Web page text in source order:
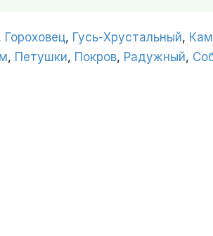
Гороховец, Гусь-Хрустальный,
, Петушки, Покров, Радужный,